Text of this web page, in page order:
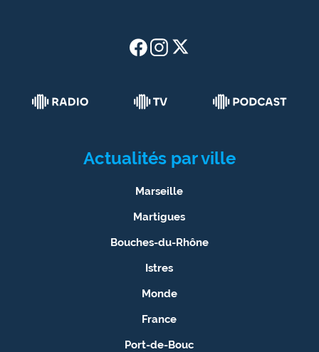
Actualités par ville
Marseille
Martigues
Bouches-du-Rhône
Istres
Monde
France
Port-de-Bouc